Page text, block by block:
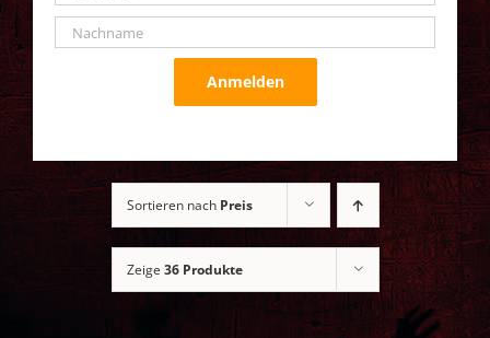
Anmelden
Sortieren nach Preis
Zeige 36 Produkte